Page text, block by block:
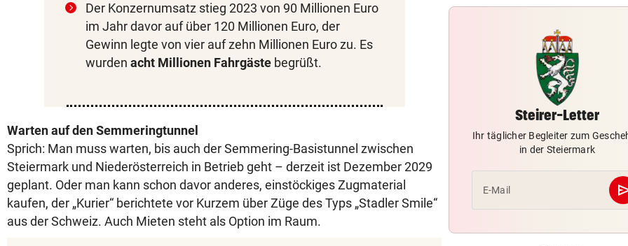
Der Konzernumsatz stieg 2023 von 90 Millionen Euro
im Jahr davor auf über 120 Millionen Euro, der
Gewinn legte von vier auf zehn Millionen Euro zu. Es
wurden acht Millionen Fahrgästebegrüßt.
Warten auf den Semmeringtunnel
Sprich: Man muss warten, bis auch der Semmering-Basistunnel zwischen
Steiermark und Niederösterreich in Betrieb geht – derzeit ist Dezember 2029
geplant. Oder man kann schon davor anderes, einstöckiges Zugmaterial
kaufen, der „Kurier“ berichtete vor Kurzem über Züge des Typs „Stadler Smile“
aus der Schweiz. Auch Mieten steht als Option im Raum.
hart, aber ehrlich“
CHAMPIONS-LEAGUE-QUALI
Tor-Spektakel! St. Pölten
Young Boys Bern
Mann floh nach Unfall
MIT FORSCHER UNTERWEGS vor 8
Bundespräsident zeigt: So
Steirer-Letter
Ihr täglicher Begleiter zum
in der Steiermark
E-Mail